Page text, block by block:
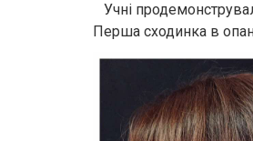
Учні
Перша сходинка в